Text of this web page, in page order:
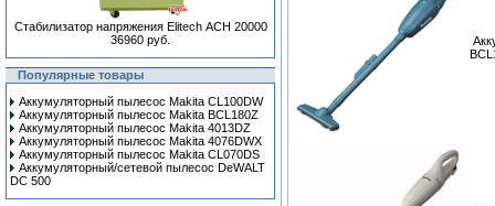
Стабилизатор напряжения Elitech АСН 20000
36960 руб.
Популярные товары
Аккумуляторный пылесос Makita CL100DW
Аккумуляторный пылесос Makita BCL180Z
Аккумуляторный пылесос Makita 4013DZ
Аккумуляторный пылесос Makita 4076DWX
Аккумуляторный пылесос Makita CL070DS
Аккумуляторный/сетевой пылесос DeWALT
DC 500